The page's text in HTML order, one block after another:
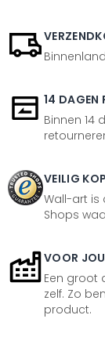
14 DAGEN
Binnen 14
VEILIG
Wall-art is
Shops
VOOR
Een groot
zelf. Zo
product.